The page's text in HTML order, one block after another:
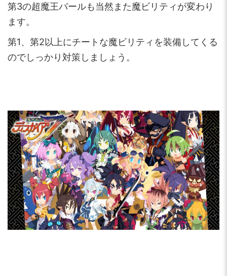
第3の超魔王バールも当然また魔ビリティが変わり
ます。
第1、第2以上にチートな魔ビリティを装備してくる
のでしっかり対策しましょう。